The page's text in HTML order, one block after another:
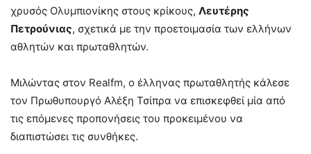
χρυσός Ολυμπιονίκης στους κρίκους, Λευτέρης
Πετρούνιας, σχετικά με την προετοιμασία των ελλήνων
αθλητών και πρωταθλητών.
Μιλώντας στον Realfm, ο έλληνας πρωταθλητής κάλεσε
τον Πρωθυπουργό Αλέξη Τσίπρα να επισκεφθεί μία από
τις επόμενες προπονήσεις του προκειμένου να
διαπιστώσει τις συνθήκες.